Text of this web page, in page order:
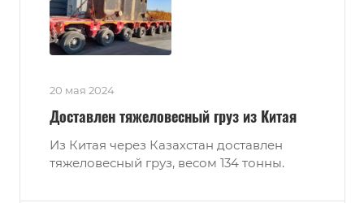
20 мая 2024
Доставлен тяжеловесный груз из Китая
Из Китая через Казахстан доставлен
тяжеловесный груз, весом 134 тонны.